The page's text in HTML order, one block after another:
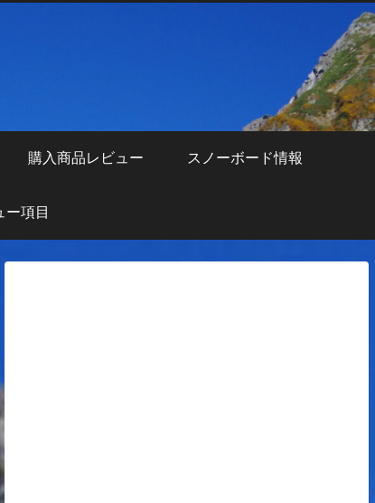
購入商品レビュー スノーボード情報
ー項目